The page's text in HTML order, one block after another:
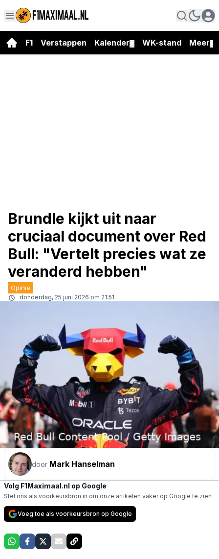
F1 Verstappen Kalender WK-stand Meer
Brundle kijkt uit naar
cruciaal document over Red
Bull: "Vertelt precies wat ze
veranderd hebben"
Opinie
donderdag, 25 juni 2026 om 21:51
door Mark Hanselman
Volg F1Maximaal.nl op Google
Stel ons als voorkeursbron in om onze artikelen vaker op Google te zien
Voeg toe als voorkeursbron op Google